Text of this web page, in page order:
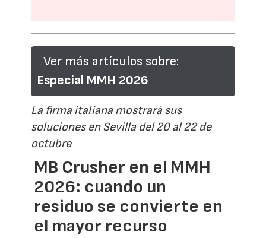
Ver más artículos sobre:
Especial MMH 2026
La firma italiana mostrará sus
soluciones en Sevilla del 20 al 22 de
octubre
MB Crusher en el MMH
2026: cuando un
residuo se convierte en
el mayor recurso